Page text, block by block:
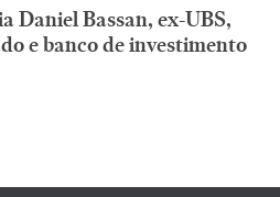
Daniel Bassan, ex-UBS,
e banco de investimento